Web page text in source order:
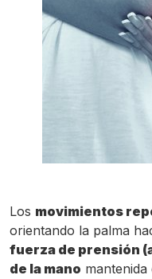
Los movimientos
orientando la palma
fuerza de prensión
de la mano